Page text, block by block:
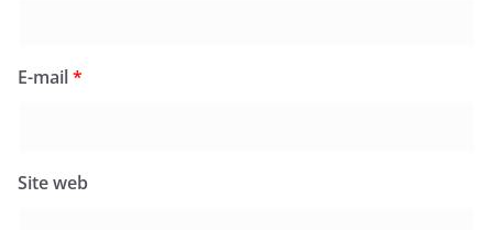
E-mail*
Site web